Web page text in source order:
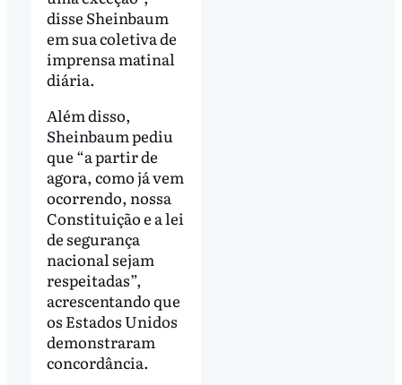
disse Sheinbaum
em sua coletiva de
imprensa matinal
diária.
Além disso,
Sheinbaum pediu
que “a partir de
agora, como já vem
ocorrendo, nossa
Constituição e a lei
de segurança
nacional sejam
respeitadas”,
acrescentando que
os Estados Unidos
demonstraram
concordância.